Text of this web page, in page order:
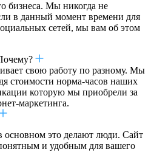
бизнеса. Мы никогда не
в данный момент времени для
сетей, мы вам об этом
свою работу по разному. Мы
стоимости норма-часов наших
которую мы приобрели за
маркетинга.
основном это делают люди. Сайт
и удобным для вашего